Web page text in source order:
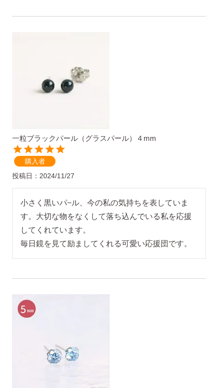
一粒ブラックパール（グラスパール）４mm
購入者
投稿日
2024/11/27
小さく黒いパ−ル、今の私の気持ちを表していま
す。大切な物をなくして落ち込んでいる私を応援
してくれています。
毎日鏡を見て励ましてくれる可愛い応援団です。